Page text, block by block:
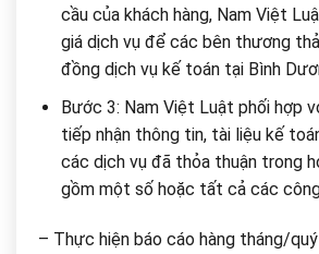
cầu của khách hàng, Nam Việt
giá dịch vụ để các bên thương
đồng dịch vụ kế toán tại Bình
Bước 3: Nam Việt Luật phối hợp
tiếp nhận thông tin, tài liệu kế
các dịch vụ đã thỏa thuận trong
gồm một số hoặc tất cả các
– Thực hiện báo cáo hàng tháng/